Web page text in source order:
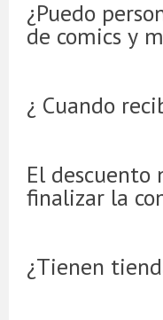
¿Puedo
de comics y
¿ Cuando
El descuento
finalizar la
¿Tienen